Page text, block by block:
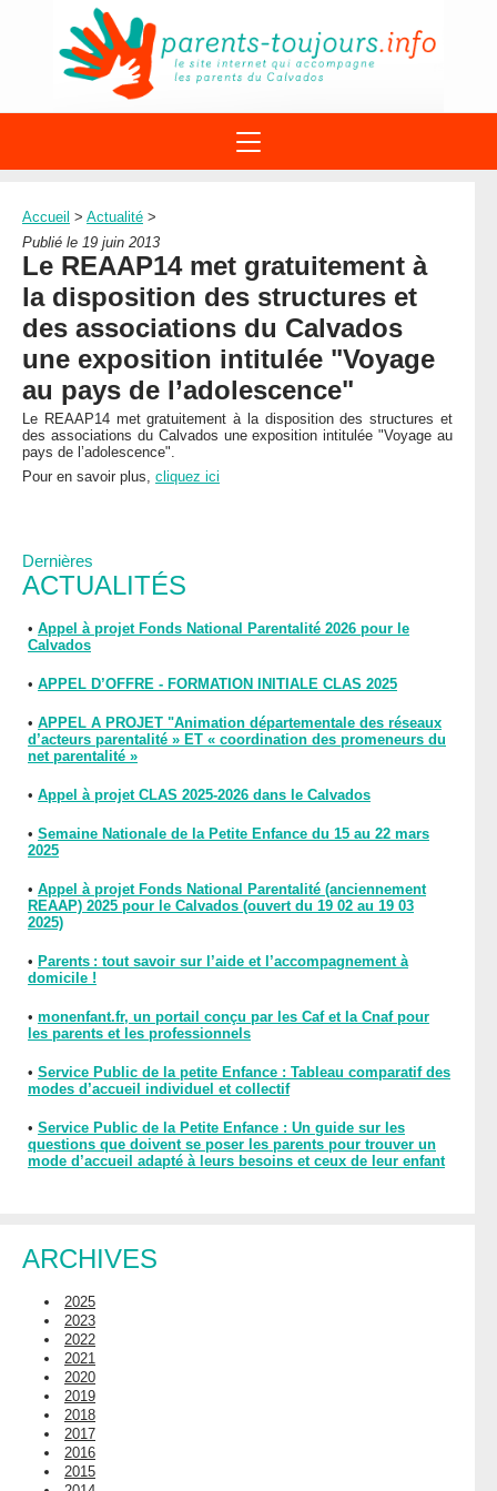
À PROPOS DU REAAP
1ÈRE VISITE
ACTUALITÉ
AGENDA
DISPOSITIFS PARENTALITÉ
SITES INTERNET
NUMÉROS VERTS
LEXIQUE
LETTRES D’INFO
MENTIONS LÉGALES
CONTACT
STRUCTURES
DOCUMENTS
FORMATIONS
Dernières
ACTUALITÉS
• Appel à projet Fonds National Parentalité 2026 pour le
Calvados
• APPEL D’OFFRE - FORMATION INITIALE CLAS 2025
• APPEL A PROJET "Animation départementale des réseaux
d’acteurs parentalité » ET « coordination des promeneurs du
net parentalité »
• Appel à projet CLAS 2025-2026 dans le Calvados
• Semaine Nationale de la Petite Enfance du 15 au 22 mars
2025
• Appel à projet Fonds National Parentalité (anciennement
REAAP) 2025 pour le Calvados (ouvert du 19 02 au 19 03
2025)
• Parents : tout savoir sur l’aide et l’accompagnement à
domicile !
• monenfant.fr, un portail conçu par les Caf et la Cnaf pour
les parents et les professionnels
• Service Public de la petite Enfance : Tableau comparatif des
modes d’accueil individuel et collectif
• Service Public de la Petite Enfance : Un guide sur les
questions que doivent se poser les parents pour trouver un
mode d’accueil adapté à leurs besoins et ceux de leur enfant
ARCHIVES
2025
2023
2022
2021
2020
2019
2018
2017
2016
2015
Accueil > Actualité >
Publié le 19 juin 2013
Le REAAP14 met gratuitement à
la disposition des structures et
des associations du Calvados
une exposition intitulée "Voyage
au pays de l’adolescence"
Le REAAP14 met gratuitement à la disposition des structures et
des associations du Calvados une exposition intitulée "Voyage au
pays de l’adolescence".
Pour en savoir plus, cliquez ici